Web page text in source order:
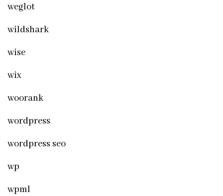
weglot
wildshark
wise
wix
woorank
wordpress
wordpress seo
wp
wpml